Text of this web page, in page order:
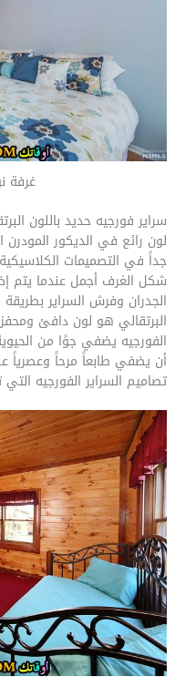
غرفة
سراير فورجيه حديد باللون
لون رائع في الديكور المودرن
جداً في التصميمات
شكل الغرف أجمل عندما يتم
الجدران وفرش السراير بطريقة
البرتقالي هو لون دافئ
الفورجيه يضفي جوًا من
أن يضفي طابعاً مرحاً وعصرياً
تصاميم السراير الفورجيه